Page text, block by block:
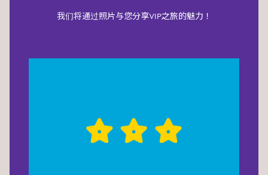
我们将通过照片与您分享VIP之旅的魅力！